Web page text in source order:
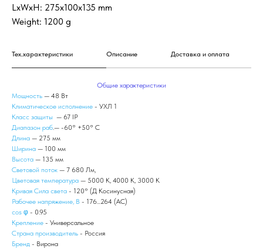
LxWxH: 275x100x135 mm
Weight: 1200 g
Тех.характеристики Описание Доставка и оплата
Общие характеристики
Мощность — 48 Вт
Климатическое исполнение - УХЛ 1
Класс защиты — 67 IP
Диапазон раб.— -60° +50° С
Длина — 275 мм
Ширина — 100 мм
Высота — 135 мм
Световой поток — 7 680 Лм,
Цветовая температура — 5000 К, 4000 К, 3000 К
Кривая Сила света - 120° (Д Косинусная)
Рабочее напряжение, В - 176...264 (AС)
сos φ - 0.95
Крепление - Универсальное
Страна производитель - Россия
Бренд - Вирона